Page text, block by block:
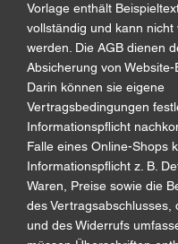
Vorlage enthält
vollständig und kann nicht
werden. Die AGB dienen
Absicherung von Website-
Darin können sie eigene
Vertragsbedingungen
Informationspflicht
Falle eines Online-Shops
Informationspflicht z. B.
Waren, Preise sowie die
des Vertragsabschlusses,
und des Widerrufs